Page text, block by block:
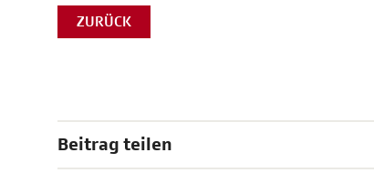
ZURÜCK
Beitrag teilen